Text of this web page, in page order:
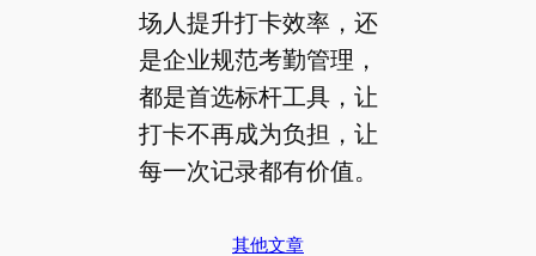
场人提升打卡效率，还
是企业规范考勤管理，
都是首选标杆工具，让
打卡不再成为负担，让
每一次记录都有价值。
其他文章